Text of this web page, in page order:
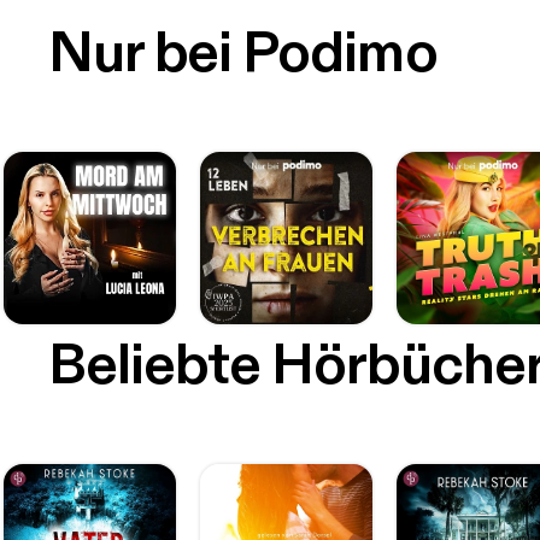
Nur bei Podimo
Beliebte